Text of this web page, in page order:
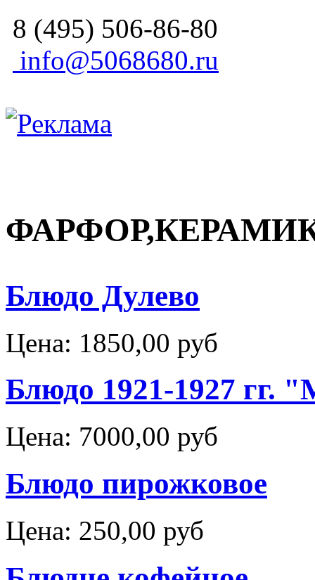
8 (495) 506-86-80
info@5068680.ru
Блюдо Дулево
Цена: 1850,00 руб
Блюдо 1921-1927 гг.
Цена: 7000,00 руб
Блюдо пирожковое
Цена: 250,00 руб